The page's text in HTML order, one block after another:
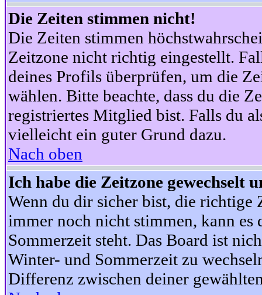
Die Zeiten stimmen nicht!
Die Zeiten stimmen
Zeitzone nicht richtig eingestellt.
deines Profils überprüfen, um die
wählen. Bitte beachte, dass du die
registriertes Mitglied bist. Falls du
vielleicht ein guter Grund dazu.
Nach oben
Ich habe die Zeitzone gewechselt
Wenn du dir sicher bist, die richtige
immer noch nicht stimmen, kann es
Sommerzeit steht. Das Board ist
Winter- und Sommerzeit zu
Differenz zwischen deiner